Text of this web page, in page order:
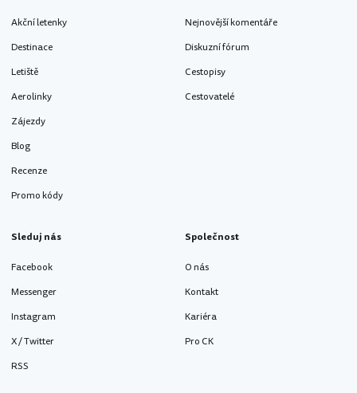
Akční letenky
Destinace
Letiště
Aerolinky
Zájezdy
Blog
Recenze
Promo kódy
Nejnovější komentáře
Diskuzní fórum
Cestopisy
Cestovatelé
Sleduj nás
Facebook
Messenger
Instagram
X / Twitter
RSS
Společnost
O nás
Kontakt
Kariéra
Pro CK